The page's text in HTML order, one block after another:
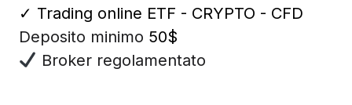
✓ Trading online ETF - CRYPTO - CFD
Deposito minimo 50$
Broker regolamentato